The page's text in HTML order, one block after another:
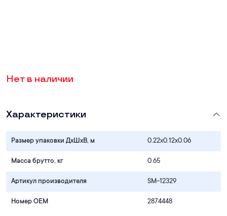
Нет в наличии
Характеристики
Размер упаковки ДхШхВ, м 0.22x0.12x0.06
Масса брутто, кг 0.65
Артикул производителя SM-12329
Номер OEM 2874448